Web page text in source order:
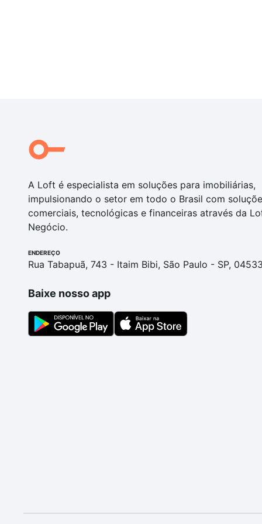
- Financiamento Bancário
Os valores estão sujeitos a alteração sem aviso prévio.
Gostou do imóvel? Envie sua proposta!
Imóvel disponível para visitação. Agende uma visita
A Loft é especialista em soluções para imobiliárias,
impulsionando o setor em todo o Brasil com
comerciais, tecnológicas e financeiras através da
Negócio.
ENDEREÇO
Rua Tabapuã, 743 - Itaim Bibi, São Paulo - SP,
Baixe nosso app